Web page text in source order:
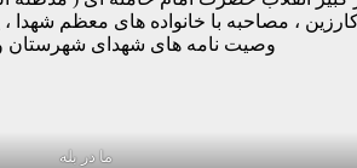
، مصاحبه با خانواده های معظم
وصیت نامه های شهدای شهرستان
ما در بله